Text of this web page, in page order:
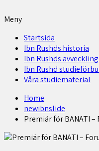
Meny
Startsida
Ibn Rushds historia
Ibn Rushds avveckling
Ibn Rushd
Våra studiematerial
Home
newibnslide
​Premiär för BANATI